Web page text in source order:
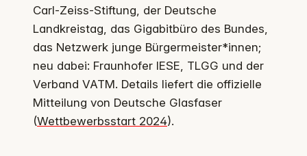
Carl-Zeiss-Stiftung, der Deutsche
Landkreistag, das Gigabitbüro des Bundes,
das Netzwerk junge Bürgermeister*innen;
neu dabei: Fraunhofer IESE, TLGG und der
Verband VATM. Details liefert die offizielle
Mitteilung von Deutsche Glasfaser
(Wettbewerbsstart 2024).